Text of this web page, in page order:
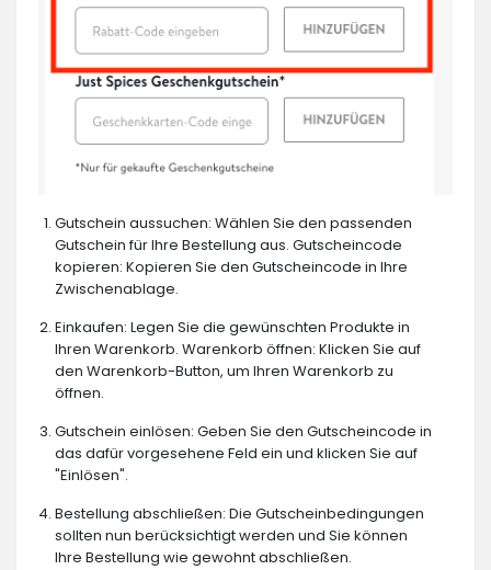
Gutschein aussuchen: Wählen Sie den passenden
Gutschein für Ihre Bestellung aus. Gutscheincode
kopieren: Kopieren Sie den Gutscheincode in Ihre
Zwischenablage.
Einkaufen: Legen Sie die gewünschten Produkte in
Ihren Warenkorb. Warenkorb öffnen: Klicken Sie auf
den Warenkorb-Button, um Ihren Warenkorb zu
öffnen.
Gutschein einlösen: Geben Sie den Gutscheincode in
das dafür vorgesehene Feld ein und klicken Sie auf
"Einlösen".
Bestellung abschließen: Die Gutscheinbedingungen
sollten nun berücksichtigt werden und Sie können
Ihre Bestellung wie gewohnt abschließen.